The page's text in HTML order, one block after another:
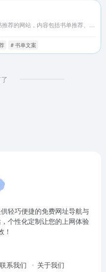
# 书单文案
轻巧便捷的免费网址导航与
个性化定制让您的上网体验
！
联系我们 关于我们